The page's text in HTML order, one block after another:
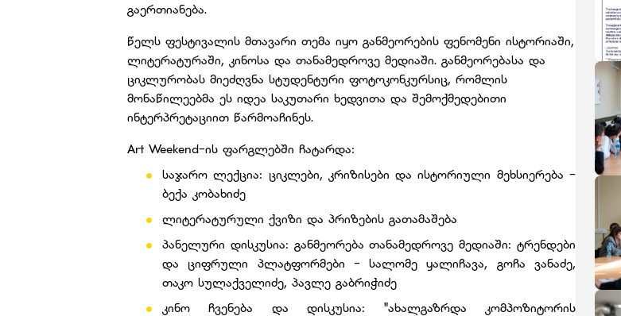
გაერთიანება.
წელს ფესტივალის მთავარი თემა იყო განმეორების ფენომენი ისტორიაში,
ლიტერატურაში, კინოსა და თანამედროვე მედიაში. განმეორებასა და
ციკლურობას მიეძღვნა სტუდენტური ფოტოკონკურსიც, რომლის
მონაწილეებმა ეს იდეა საკუთარი ხედვითა და შემოქმედებითი
ინტერპრეტაციით წარმოაჩინეს.
Art Weekend-ის ფარგლებში ჩატარდა:
საჯარო ლექცია: ციკლები, კრიზისები და ისტორიული მეხსიერება -
ბექა კობახიძე
ლიტერატურული ქვიზი და პრიზების გათამაშება
პანელური დისკუსია: განმეორება თანამედროვე მედიაში: ტრენდები
და ციფრული პლატფორმები - სალომე ყალიჩავა, გოჩა ვანაძე,
თაკო სულაქველიძე, პავლე გაბრიჭიძე
კინო ჩვენება და დისკუსია: "ახალგაზრდა კომპოზიტორის